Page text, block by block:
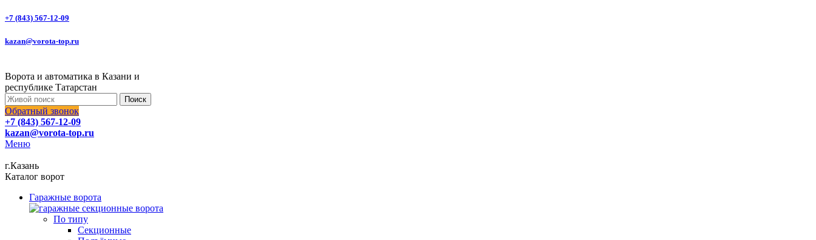
+7 (843) 567-12-09
kazan@vorota-top.ru
Ворота и автоматика в Казани и
республике Татарстан
Поиск
Обратный звонок
+7 (843) 567-12-09
kazan@vorota-top.ru
Меню
г.Казань
Каталог ворот
Гаражные ворота
По типу
Секционные